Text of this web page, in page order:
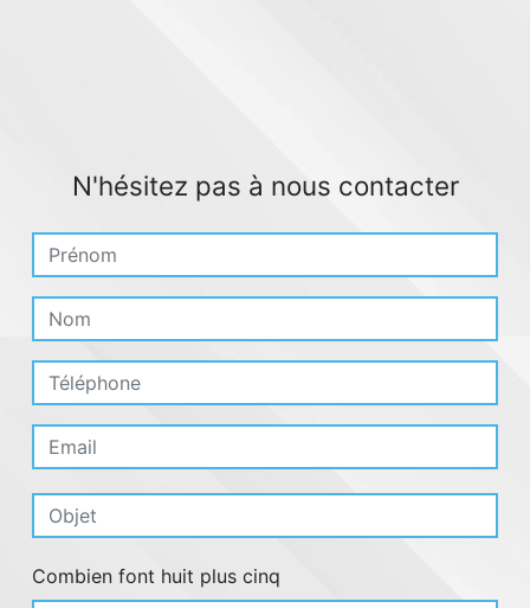
N'hésitez pas à nous contacter
Combien font huit plus cinq